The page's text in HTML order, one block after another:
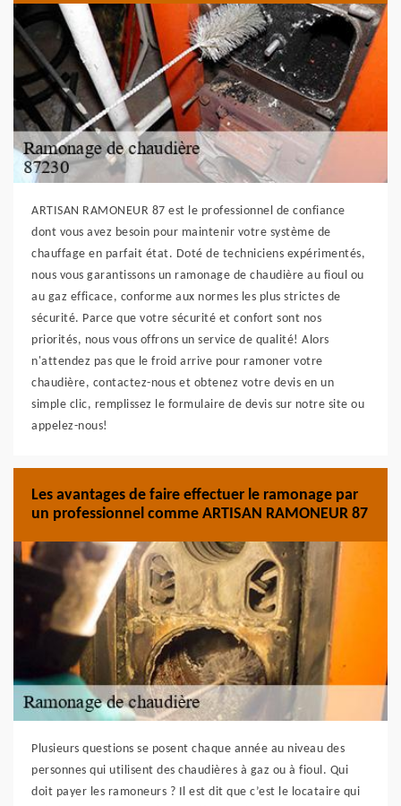
ARTISAN RAMONEUR 87 est le professionnel de confiance
dont vous avez besoin pour maintenir votre système de
chauffage en parfait état. Doté de techniciens expérimentés,
nous vous garantissons un ramonage de chaudière au fioul ou
au gaz efficace, conforme aux normes les plus strictes de
sécurité. Parce que votre sécurité et confort sont nos
priorités, nous vous offrons un service de qualité! Alors
n'attendez pas que le froid arrive pour ramoner votre
chaudière, contactez-nous et obtenez votre devis en un
simple clic, remplissez le formulaire de devis sur notre site ou
appelez-nous!
Les avantages de faire effectuer le ramonage par
un professionnel comme ARTISAN RAMONEUR 87
Plusieurs questions se posent chaque année au niveau des
personnes qui utilisent des chaudières à gaz ou à fioul. Qui
doit payer les ramoneurs ? Il est dit que c’est le locataire qui